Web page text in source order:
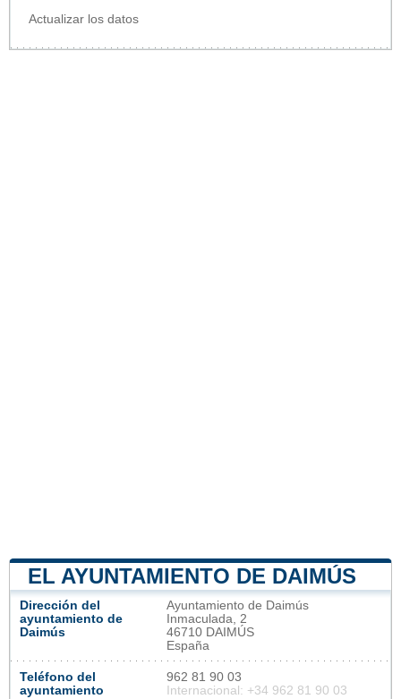
Actualizar los datos
EL AYUNTAMIENTO DE DAIMÚS
Dirección del
ayuntamiento de
Daimús
Ayuntamiento de Daimús
Inmaculada, 2
46710 DAIMÚS
España
Teléfono del
ayuntamiento
962 81 90 03
Internacional: +34 962 81 90 03